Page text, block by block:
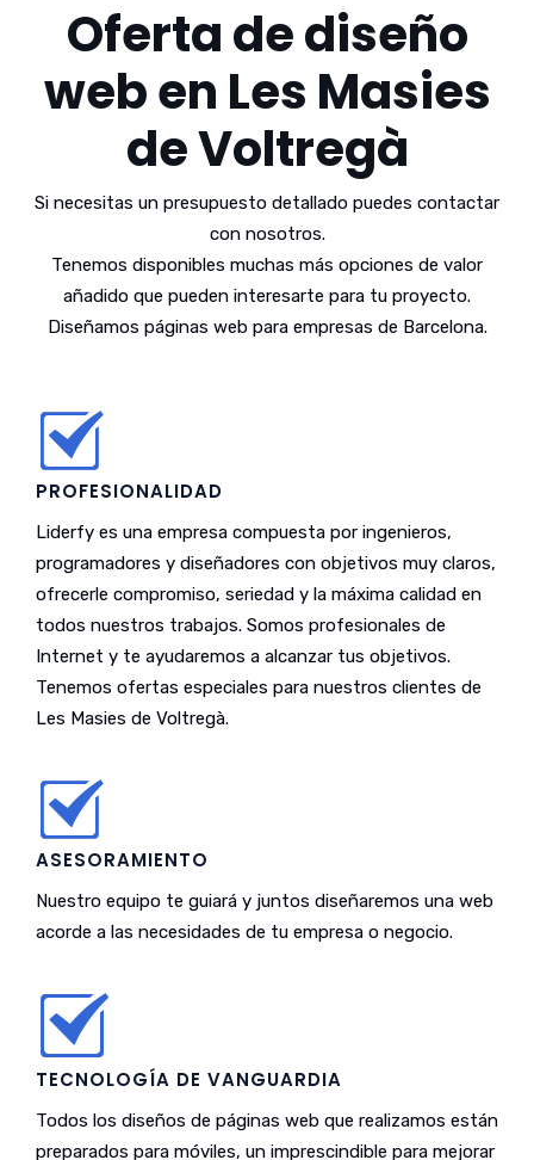
Oferta de diseño
web en Les Masies
de Voltregà
Si necesitas un presupuesto detallado puedes contactar
con nosotros.
Tenemos disponibles muchas más opciones de valor
añadido que pueden interesarte para tu proyecto.
Diseñamos páginas web para empresas de Barcelona.
PROFESIONALIDAD
Liderfy es una empresa compuesta por ingenieros,
programadores y diseñadores con objetivos muy claros,
ofrecerle compromiso, seriedad y la máxima calidad en
todos nuestros trabajos. Somos profesionales de
Internet y te ayudaremos a alcanzar tus objetivos.
Tenemos ofertas especiales para nuestros clientes de
Les Masies de Voltregà.
ASESORAMIENTO
Nuestro equipo te guiará y juntos diseñaremos una web
acorde a las necesidades de tu empresa o negocio.
TECNOLOGÍA DE VANGUARDIA
Todos los diseños de páginas web que realizamos están
preparados para móviles, un imprescindible para mejorar